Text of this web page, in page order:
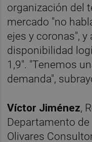
organización del
mercado "no
ejes y coronas",
disponibilidad
1,9". "Tenemos
demanda",
Víctor Jiménez,
Departamento
Olivares